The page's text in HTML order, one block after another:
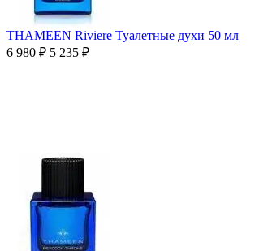
THAMEEN Riviere Туалетные духи 50 мл
6 980 ₽ 5 235 ₽